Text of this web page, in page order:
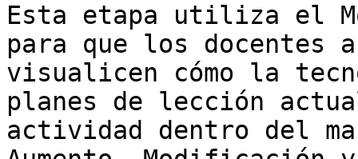
Esta etapa utiliza el
para que los docentes
visualicen cómo la
planes de lección
actividad dentro del